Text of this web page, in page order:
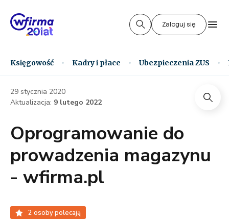
Zaloguj się
Księgowość Kadry i płace Ubezpieczenia ZUS
29 stycznia 2020
Aktualizacja: 9 lutego 2022
Oprogramowanie do
prowadzenia magazynu
- wfirma.pl
2 osoby polecają